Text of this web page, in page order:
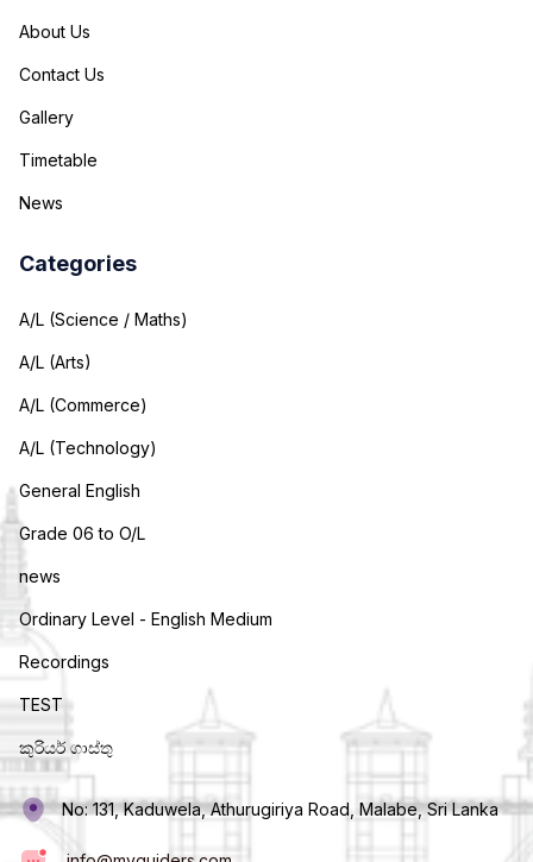
About Us
Contact Us
Gallery
Timetable
News
Categories
A/L (Science / Maths)
A/L (Arts)
A/L (Commerce)
A/L (Technology)
General English
Grade 06 to O/L
news
Ordinary Level - English Medium
Recordings
TEST
කුරියර් ගාස්තු
No: 131, Kaduwela, Athurugiriya Road, Malabe, Sri Lanka